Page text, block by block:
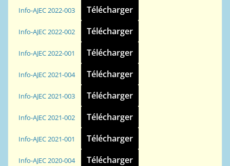
Info-AJEC 2022-003 Télécharger
Info-AJEC 2022-002 Télécharger
Info-AJEC 2022-001 Télécharger
Info-AJEC 2021-004 Télécharger
Info-AJEC 2021-003 Télécharger
Info-AJEC 2021-002 Télécharger
Info-AJEC 2021-001 Télécharger
Info-AJEC 2020-004 Télécharger